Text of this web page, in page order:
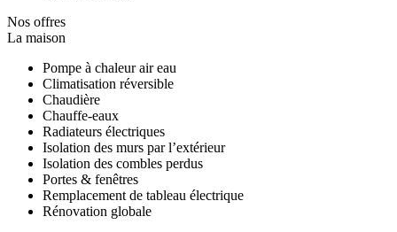
Nos offres
La maison
Pompe à chaleur air eau
Climatisation réversible
Chaudière
Chauffe-eaux
Radiateurs électriques
Isolation des murs par l’extérieur
Isolation des combles perdus
Portes & fenêtres
Remplacement de tableau électrique
Rénovation globale